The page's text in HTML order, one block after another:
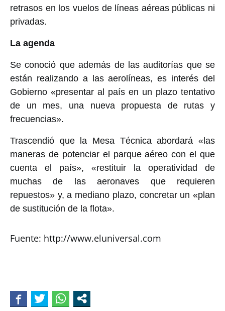
retrasos en los vuelos de líneas aéreas públicas ni
privadas.
La agenda
Se conoció que además de las auditorías que se
están realizando a las aerolíneas, es interés del
Gobierno «presentar al país en un plazo tentativo
de un mes, una nueva propuesta de rutas y
frecuencias».
Trascendió que la Mesa Técnica abordará «las
maneras de potenciar el parque aéreo con el que
cuenta el país», «restituir la operatividad de
muchas de las aeronaves que requieren
repuestos» y, a mediano plazo, concretar un «plan
de sustitución de la flota».
Fuente: http://www.eluniversal.com